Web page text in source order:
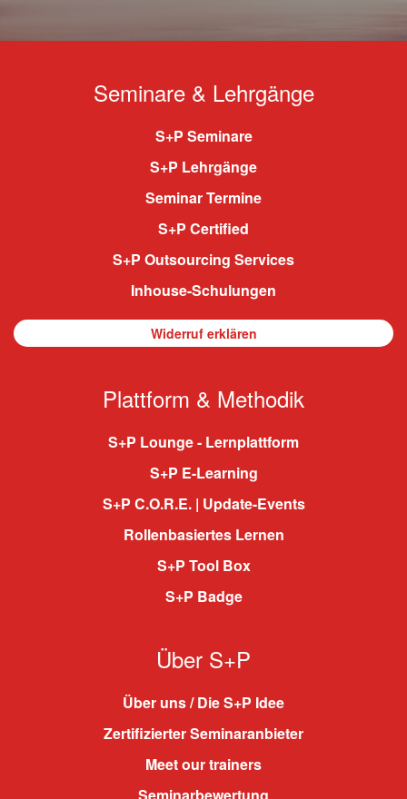
Seminare & Lehrgänge
S+P Seminare
S+P Lehrgänge
Seminar Termine
S+P Certified
S+P Outsourcing Services
Inhouse-Schulungen
Widerruf erklären
Plattform & Methodik
S+P Lounge - Lernplattform
S+P E-Learning
S+P C.O.R.E. | Update-Events
Rollenbasiertes Lernen
S+P Tool Box
S+P Badge
Über S+P
Über uns / Die S+P Idee
Zertifizierter Seminaranbieter
Meet our trainers